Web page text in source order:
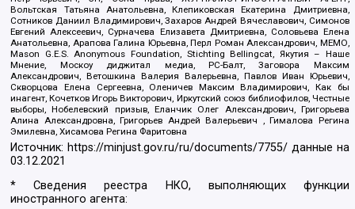
Вольтская Татьяна Анатольевна, Клепиковская Екатерина Дмитриевна,
Сотников Даниил Владимирович, Захаров Андрей Вячеславович, Симонов
Евгений Алексеевич, Сурначева Елизавета Дмитриевна, Соловьева Елена
Анатольевна, Арапова Галина Юрьевна, Перл Роман Александрович, МЕМО,
Mason G.E.S. Anonymous Foundation, Stichting Bellingcat, Якутия – Наше
Мнение, Москоу диджитал медиа, РС-Балт, Заговора Максим
Александрович, Ветошкина Валерия Валерьевна, Павлов Иван Юрьевич,
Скворцова Елена Сергеевна, Оленичев Максим Владимирович, Как бы
инагент, Кочетков Игорь Викторович, Иркутский союз библиофилов, Честные
выборы, Нобелевский призыв, Еланчик Олег Александрович, Григорьева
Алина Александровна, Григорьев Андрей Валерьевич , Гималова Регина
Эмилевна, Хисамова Регина Фаритовна
Источник: https://minjust.gov.ru/ru/documents/7755/ данные на
03.12.2021
* Сведения реестра НКО, выполняющих функции
иностранного агента: